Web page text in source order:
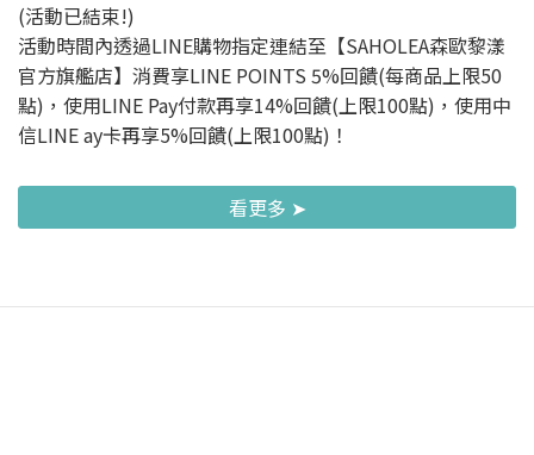
(活動已結束!)
活動時間內透過LINE購物指定連結至【SAHOLEA森歐黎漾
官方旗艦店】消費享LINE POINTS 5%回饋(每商品上限50
點)，使用LINE Pay付款再享14%回饋(上限100點)，使用中
信LINE ay卡再享5%回饋(上限100點)！
看更多 ➤